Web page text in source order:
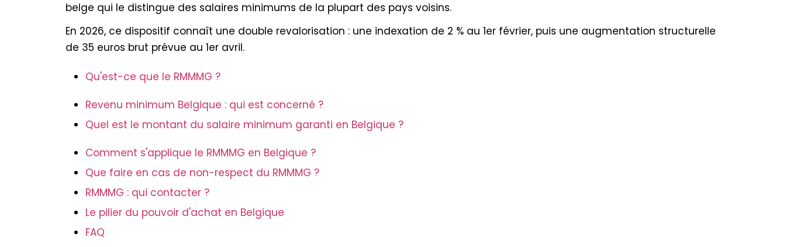
belge qui le distingue des salaires minimums de la plupart des pays voisins.
En 2026, ce dispositif connaît une double revalorisation : une indexation de 2 % au 1er février, puis une augmentation structurelle
de 35 euros brut prévue au 1er avril.
Qu'est-ce que le RMMMG ?
Revenu minimum Belgique : qui est concerné ?
Quel est le montant du salaire minimum garanti en Belgique ?
Comment s'applique le RMMMG en Belgique ?
Que faire en cas de non-respect du RMMMG ?
RMMMG : qui contacter ?
Le pilier du pouvoir d'achat en Belgique
FAQ